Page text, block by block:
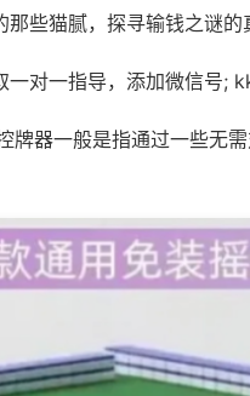
些猫腻，探寻输钱之谜的
对一指导，添加微信号;
牌器一般是指通过一些无